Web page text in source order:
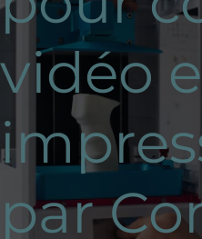
vidéo
par